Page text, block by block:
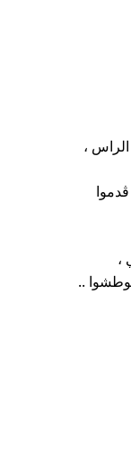
،
،
..